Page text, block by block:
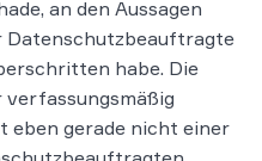
an den Aussagen
Datenschutzbeauftragte
habe. Die
verfassungsmäßig
eben gerade nicht einer